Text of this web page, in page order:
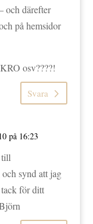
och därefter
på hemsidor
osv????!
Svara
på 16:23
till
synd att jag
för ditt